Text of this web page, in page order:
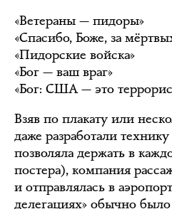
«Ветераны — пидоры»
«Спасибо, Боже, за
«Пидорские войска»
«Бог — ваш враг»
«Бог: США — это
Взяв по плакату или
даже разработали технику
позволяла держать в
постера), компания
и отправлялась в
делегациях» обычно было